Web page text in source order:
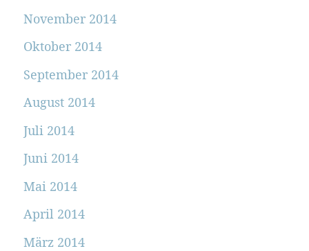
November 2014
Oktober 2014
September 2014
August 2014
Juli 2014
Juni 2014
Mai 2014
April 2014
März 2014